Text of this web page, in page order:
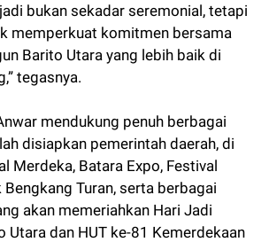
bukan sekadar seremonial, tetapi
memperkuat komitmen bersama
Barito Utara yang lebih baik di
tegasnya.
mendukung penuh berbagai
disiapkan pemerintah daerah, di
Merdeka, Batara Expo, Festival
Bengkang Turan, serta berbagai
akan memeriahkan Hari Jadi
Utara dan HUT ke-81 Kemerdekaan